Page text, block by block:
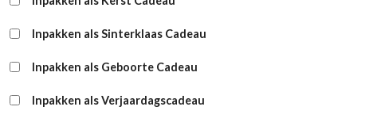
Inpakken als Sinterklaas Cadeau
Inpakken als Geboorte Cadeau
Inpakken als Verjaardagscadeau